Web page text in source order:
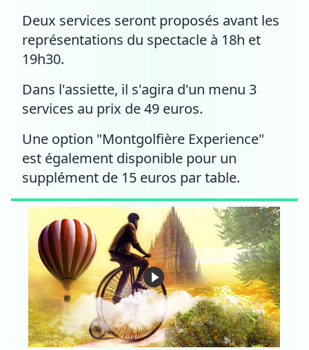
Deux services seront proposés avant les
représentations du spectacle à 18h et
19h30.
Dans l'assiette, il s'agira d'un menu 3
services au prix de 49 euros.
Une option "Montgolfière Experience"
est également disponible pour un
supplément de 15 euros par table.